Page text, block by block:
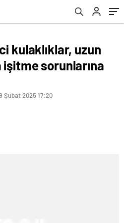
kulaklıklar, uzun
sorunlarına
Şubat 2025 17:20
tavsiyesi